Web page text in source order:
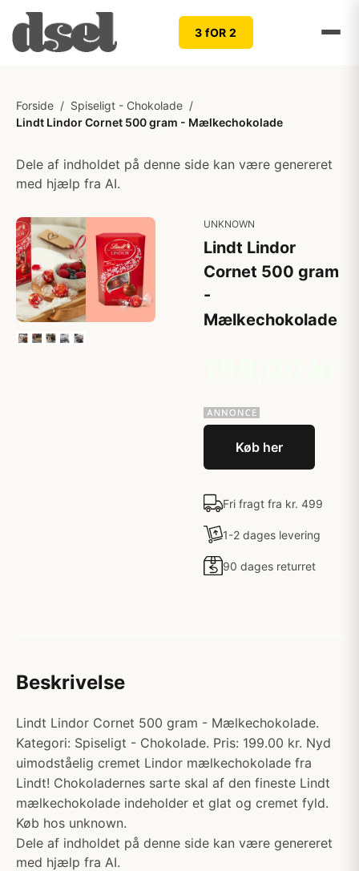
3 fOR 2
Forside / Spiseligt - Chokolade /
Lindt Lindor Cornet 500 gram - Mælkechokolade
Dele af indholdet på denne side kan være genereret
med hjælp fra AI.
UNKNOWN
Lindt Lindor
Cornet 500 gram
-
Mælkechokolade
Køb her
Fri fragt fra kr. 499
1-2 dages levering
90 dages returret
Beskrivelse
Lindt Lindor Cornet 500 gram - Mælkechokolade.
Kategori: Spiseligt - Chokolade. Pris: 199.00 kr. Nyd
uimodståelig cremet Lindor mælkechokolade fra
Lindt! Chokoladernes sarte skal af den fineste Lindt
mælkechokolade indeholder et glat og cremet fyld.
Køb hos unknown.
Dele af indholdet på denne side kan være genereret
med hjælp fra AI.